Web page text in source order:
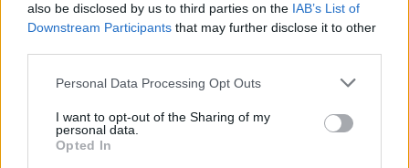
also be disclosed by us to third parties on the IAB’s List of
Downstream Participants that may further disclose it to other
Please note that this website/app uses one or more Google
not limited to your visit or usage behaviour. You may click to
grant or deny consent to Google and its third-party tags to
use your data for below specified purposes in below Google
Personal Data Processing Opt Outs
I want to opt-out of the Sharing of my
personal data.
Opted In
AUTORE
AiAdhubMedia